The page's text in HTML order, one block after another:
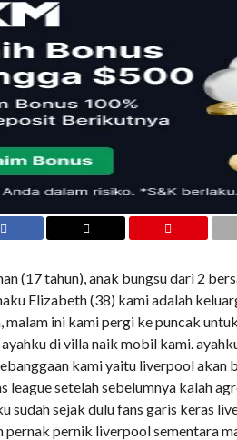
(17 tahun), anak bungsu dari 2
Elizabeth (38) kami adalah
malam ini kami pergi ke puncak
di villa naik mobil kami.
kami yaitu liverpool akan
league setelah sebelumnya kalah
sudah sejak dulu fans garis keras
pernak pernik liverpool sementara